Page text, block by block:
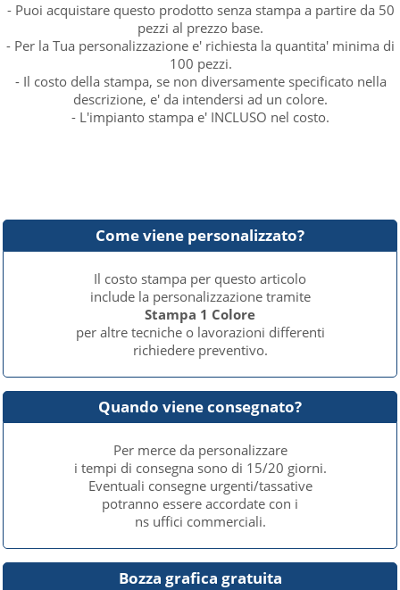
- Puoi acquistare questo prodotto senza stampa a partire da 50
pezzi al prezzo base.
- Per la Tua personalizzazione e' richiesta la quantita' minima di
100 pezzi.
- Il costo della stampa, se non diversamente specificato nella
descrizione, e' da intendersi ad un colore.
- L'impianto stampa e' INCLUSO nel costo.
Come viene personalizzato?
Il costo stampa per questo articolo
include la personalizzazione tramite
Stampa 1 Colore
per altre tecniche o lavorazioni differenti
richiedere preventivo.
Quando viene consegnato?
Per merce da personalizzare
i tempi di consegna sono di 15/20 giorni.
Eventuali consegne urgenti/tassative
potranno essere accordate con i
ns uffici commerciali.
Bozza grafica gratuita